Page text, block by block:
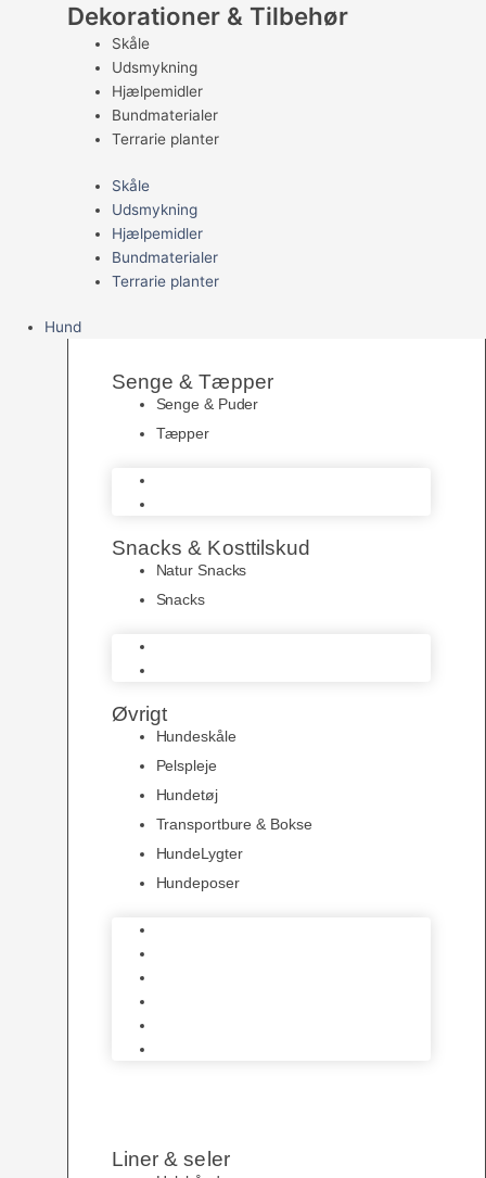
Dekorationer & Tilbehør
Skåle
Udsmykning
Hjælpemidler
Bundmaterialer
Terrarie planter
Skåle
Udsmykning
Hjælpemidler
Bundmaterialer
Terrarie planter
Hund
Senge & Tæpper
Senge & Puder
Tæpper
Snacks & Kosttilskud
Natur Snacks
Snacks
Øvrigt
Hundeskåle
Pelspleje
Hundetøj
Transportbure & Bokse
HundeLygter
Hundeposer
Liner & seler